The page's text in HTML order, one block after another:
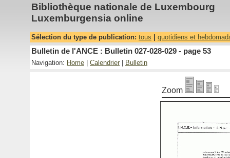
Bibliothèque nationale de Luxembourg
Luxemburgensia online
Sélection du type de publication: tous quotidiens et
Bulletin de l'ANCE : Bulletin 027-028-029 - page 53
Navigation: Home Calendrier Bulletin
Zoom